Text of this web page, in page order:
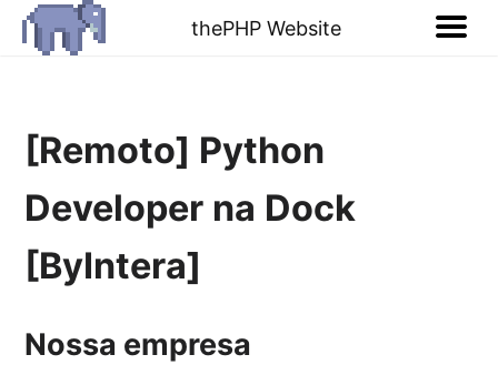
thePHP Website
[Remoto] Python
Developer na Dock
[ByIntera]
Nossa empresa